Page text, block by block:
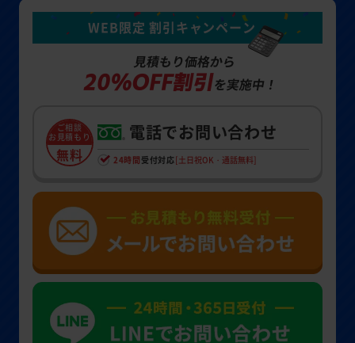
WEB限定 割引キャンペーン
見積もり価格から
20%OFF割引を実施中！
ご相談
お見積もり
無料
電話でお問い合わせ
24時間 受付対応 [土日祝OK・通話無料]